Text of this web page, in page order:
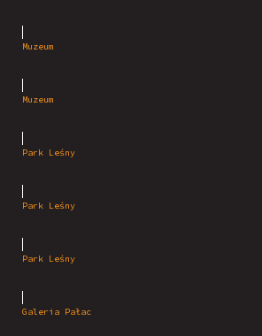
Muzeum
Muzeum
Park Leśny
Park Leśny
Park Leśny
Galeria Pałac